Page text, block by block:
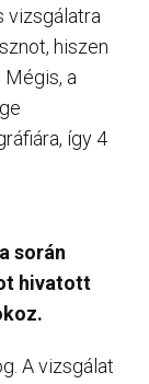
vizsgálatra
hiszen
a
így 4
során
hivatott
A vizsgálat